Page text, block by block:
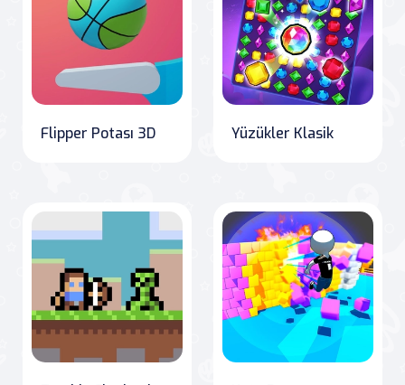
Flipper Potası 3D Yüzükler Klasik